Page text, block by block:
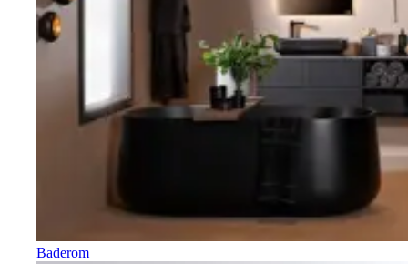
Baderom